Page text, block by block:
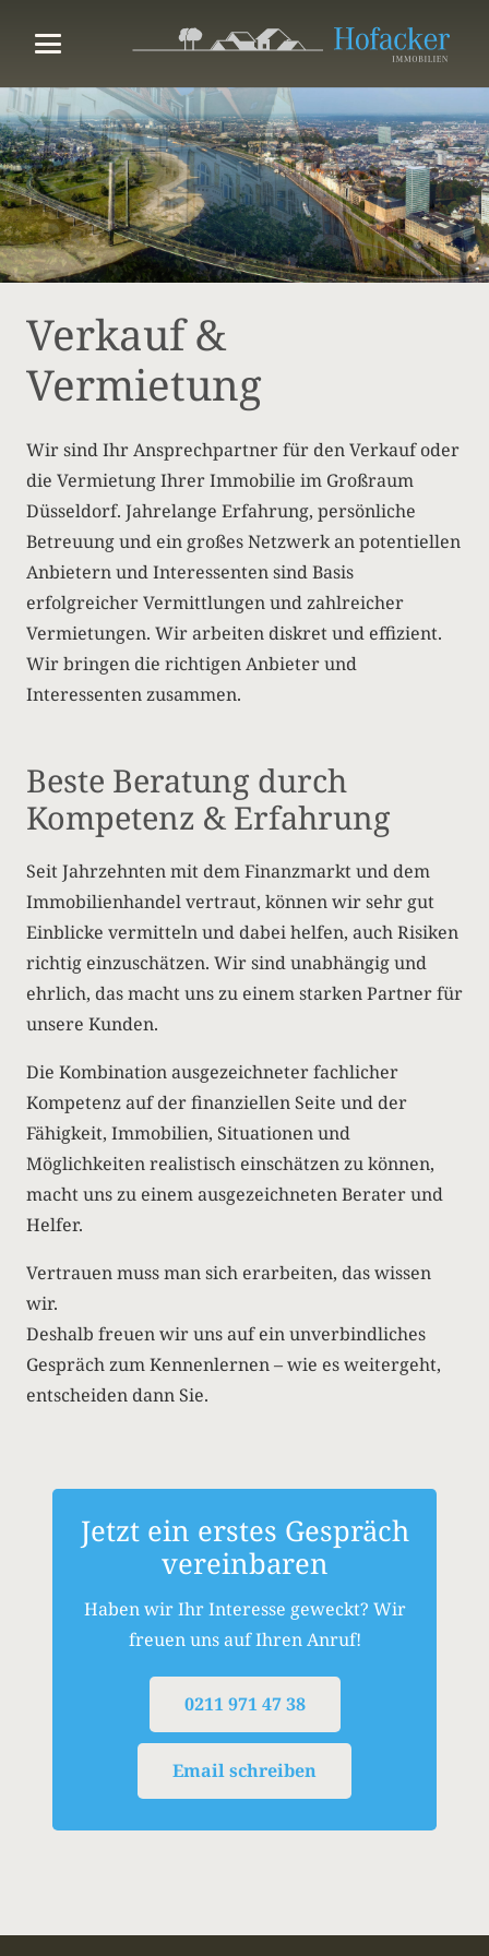
Verkauf &
Vermietung
Wir sind Ihr Ansprechpartner für den Verkauf oder
die Vermietung Ihrer Immobilie im Großraum
Düsseldorf. Jahrelange Erfahrung, persönliche
Betreuung und ein großes Netzwerk an potentiellen
Anbietern und Interessenten sind Basis
erfolgreicher Vermittlungen und zahlreicher
Vermietungen. Wir arbeiten diskret und effizient.
Wir bringen die richtigen Anbieter und
Interessenten zusammen.
Beste Beratung durch
Kompetenz & Erfahrung
Seit Jahrzehnten mit dem Finanzmarkt und dem
Immobilienhandel vertraut, können wir sehr gut
Einblicke vermitteln und dabei helfen, auch Risiken
richtig einzuschätzen. Wir sind unabhängig und
ehrlich, das macht uns zu einem starken Partner für
unsere Kunden.
Die Kombination ausgezeichneter fachlicher
Kompetenz auf der finanziellen Seite und der
Fähigkeit, Immobilien, Situationen und
Möglichkeiten realistisch einschätzen zu können,
macht uns zu einem ausgezeichneten Berater und
Helfer.
Vertrauen muss man sich erarbeiten, das wissen
wir.
Deshalb freuen wir uns auf ein unverbindliches
Gespräch zum Kennenlernen – wie es weitergeht,
entscheiden dann Sie.
Jetzt ein erstes Gespräch
vereinbaren
Haben wir Ihr Interesse geweckt? Wir
freuen uns auf Ihren Anruf!
0211 971 47 38
Email schreiben